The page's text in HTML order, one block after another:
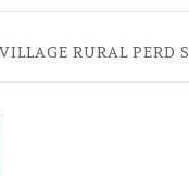
RURAL PERD